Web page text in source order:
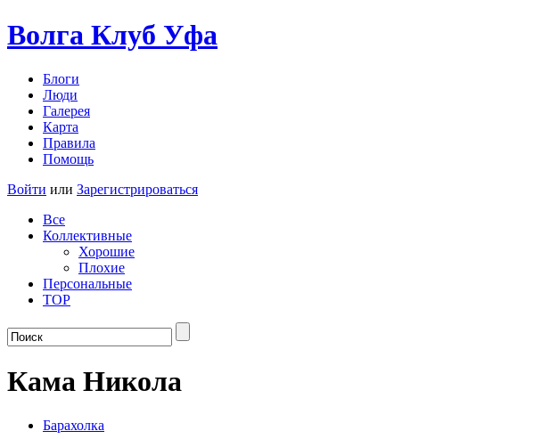
Волга Клуб Уфа
Блоги
Люди
Галерея
Карта
Правила
Помощь
Войти или Зарегистрироваться
Все
Коллективные
Хорошие
Плохие
Персональные
TOP
Кама Никола
Барахолка